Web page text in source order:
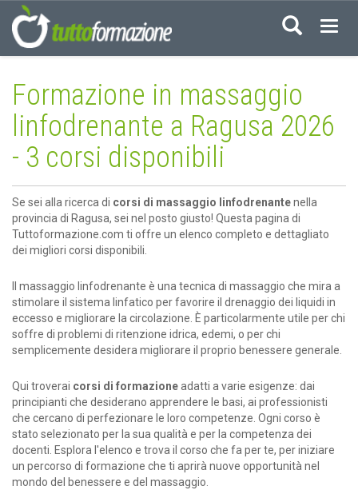
Formazione in massaggio
linfodrenante a Ragusa 2026
- 3 corsi disponibili
Se sei alla ricerca di corsi di massaggio linfodrenantenella
provincia di Ragusa, sei nel posto giusto! Questa pagina di
Tuttoformazione.com ti offre un elenco completo e dettagliato
dei migliori corsi disponibili.
Il massaggio linfodrenante è una tecnica di massaggio che mira a
stimolare il sistema linfatico per favorire il drenaggio dei liquidi in
eccesso e migliorare la circolazione. È particolarmente utile per chi
soffre di problemi di ritenzione idrica, edemi, o per chi
semplicemente desidera migliorare il proprio benessere generale.
Qui troverai corsi di formazioneadatti a varie esigenze: dai
principianti che desiderano apprendere le basi, ai professionisti
che cercano di perfezionare le loro competenze. Ogni corso è
stato selezionato per la sua qualità e per la competenza dei
docenti. Esplora l'elenco e trova il corso che fa per te, per iniziare
un percorso di formazione che ti aprirà nuove opportunità nel
mondo del benessere e del massaggio.